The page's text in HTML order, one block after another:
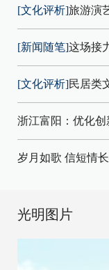
[文化评析]旅游演
[新闻随笔]这场接
[文化评析]民居类
浙江富阳：优化
岁月如歌 信短情
光明图片